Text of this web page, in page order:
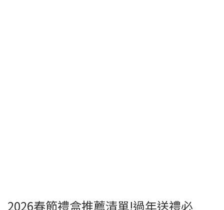
2026春節禮盒推薦清單!過年送禮必